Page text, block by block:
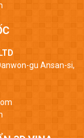
gu Ansan-si,